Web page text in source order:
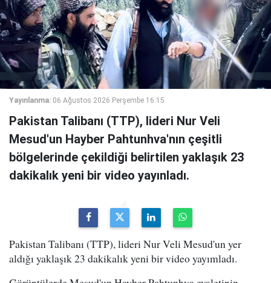
Yayınlanma: 06 Ağustos 2026 Perşembe 16:15
Pakistan Talibanı (TTP), lideri Nur Veli
Mesud'un Hayber Pahtunhva'nın çeşitli
bölgelerinde çekildiği belirtilen yaklaşık 23
dakikalık yeni bir video yayınladı.
Pakistan Talibanı (TTP), lideri Nur Veli Mesud'un yer
aldığı yaklaşık 23 dakikalık yeni bir video yayımladı.